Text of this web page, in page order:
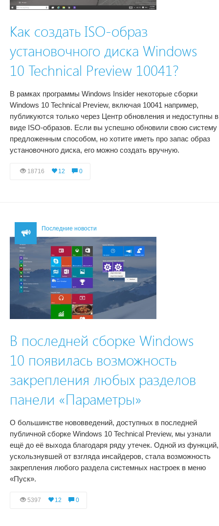
Как создать ISO-образ
установочного диска Windows
10 Technical Preview 10041?
В рамках программы Windows Insider некоторые сборки
Windows 10 Technical Preview, включая 10041 например,
публикуются только через Центр обновления и недоступны в
виде ISO-образов. Если вы успешно обновили свою систему
предложенным способом, но хотите иметь про запас образ
установочного диска, его можно создать вручную.
18716 12 0
Последние новости
В последней сборке Windows
10 появилась возможность
закрепления любых разделов
панели «Параметры»
О большинстве нововведений, доступных в последней
публичной сборке Windows 10 Technical Preview, мы узнали
ещё до её выхода благодаря ряду утечек. Одной из функций,
ускользнувшей от взгляда инсайдеров, стала возможность
закрепления любого раздела системных настроек в меню
«Пуск».
5397 12 0